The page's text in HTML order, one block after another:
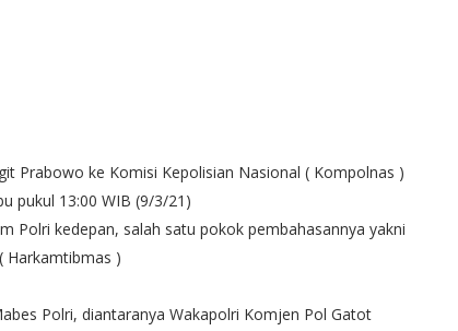
Prabowo ke Komisi Kepolisian Nasional ( Kompolnas )
pukul 13:00 WIB (9/3/21)
Polri kedepan, salah satu pokok pembahasannya yakni
Harkamtibmas )
Polri, diantaranya Wakapolri Komjen Pol Gatot